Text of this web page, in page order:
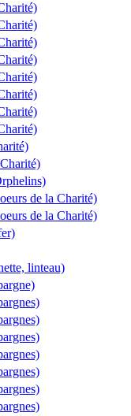
de la Charité)
de la Charité)
linteau)